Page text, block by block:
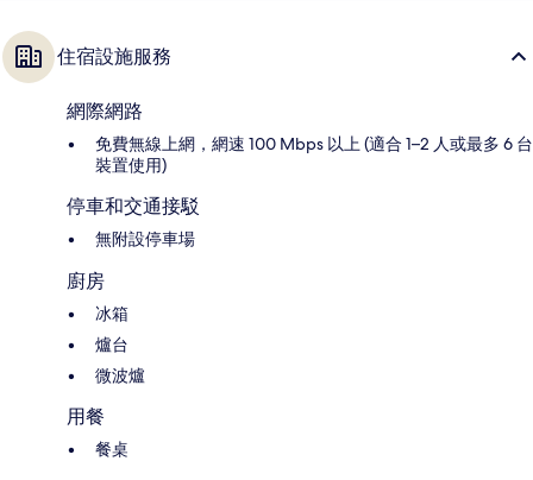
住宿設施服務
網際網路
免費無線上網，網速 100 Mbps 以上 (適合 1–2 人或最多 6 台
裝置使用)
停車和交通接駁
無附設停車場
廚房
冰箱
爐台
微波爐
用餐
餐桌